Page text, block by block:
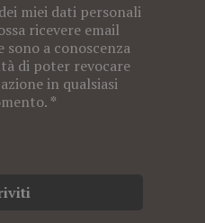
miei dati personali
ricevere email
a conoscenza
di poter revocare
in qualsiasi